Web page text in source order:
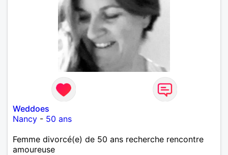
Weddoes
Nancy - 50 ans
Femme divorcé(e) de 50 ans recherche rencontre
amoureuse